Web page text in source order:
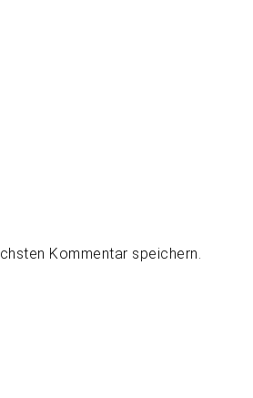
Kommentar speichern.